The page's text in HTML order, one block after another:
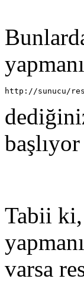
http://sunucu/
Tabii ki,
varsa